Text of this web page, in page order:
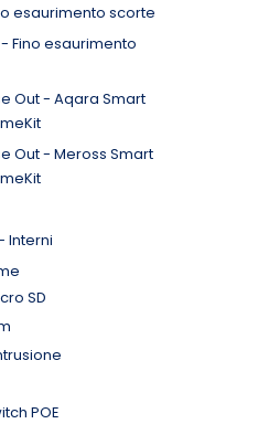
esaurimento scorte
Fino esaurimento
Out - Aqara Smart
Out - Meross Smart
Interni
SD
POE